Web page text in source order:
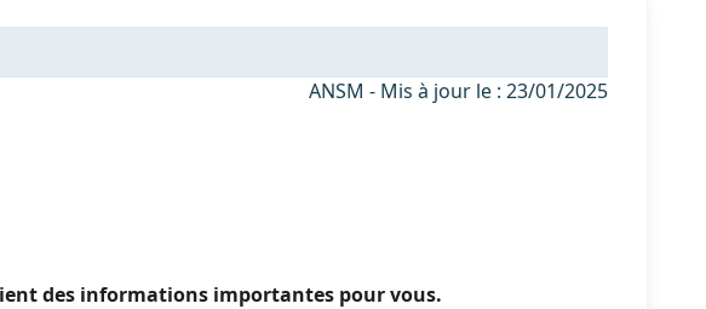
ANSM - Mis à jour le : 23/01/2025
des informations importantes pour vous.